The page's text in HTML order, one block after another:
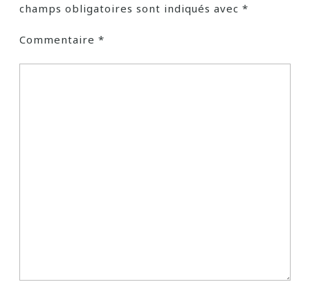
champs obligatoires sont indiqués avec *
Commentaire *